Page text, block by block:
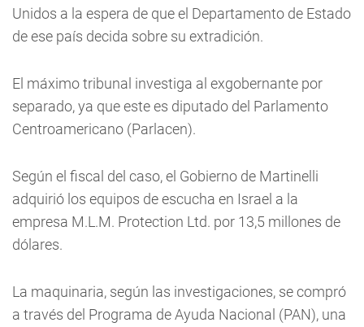
Unidos a la espera de que el Departamento de Estado
de ese país decida sobre su extradición.
El máximo tribunal investiga al exgobernante por
separado, ya que este es diputado del Parlamento
Centroamericano (Parlacen).
Según el fiscal del caso, el Gobierno de Martinelli
adquirió los equipos de escucha en Israel a la
empresa M.L.M. Protection Ltd. por 13,5 millones de
dólares.
La maquinaria, según las investigaciones, se compró
a través del Programa de Ayuda Nacional (PAN), una